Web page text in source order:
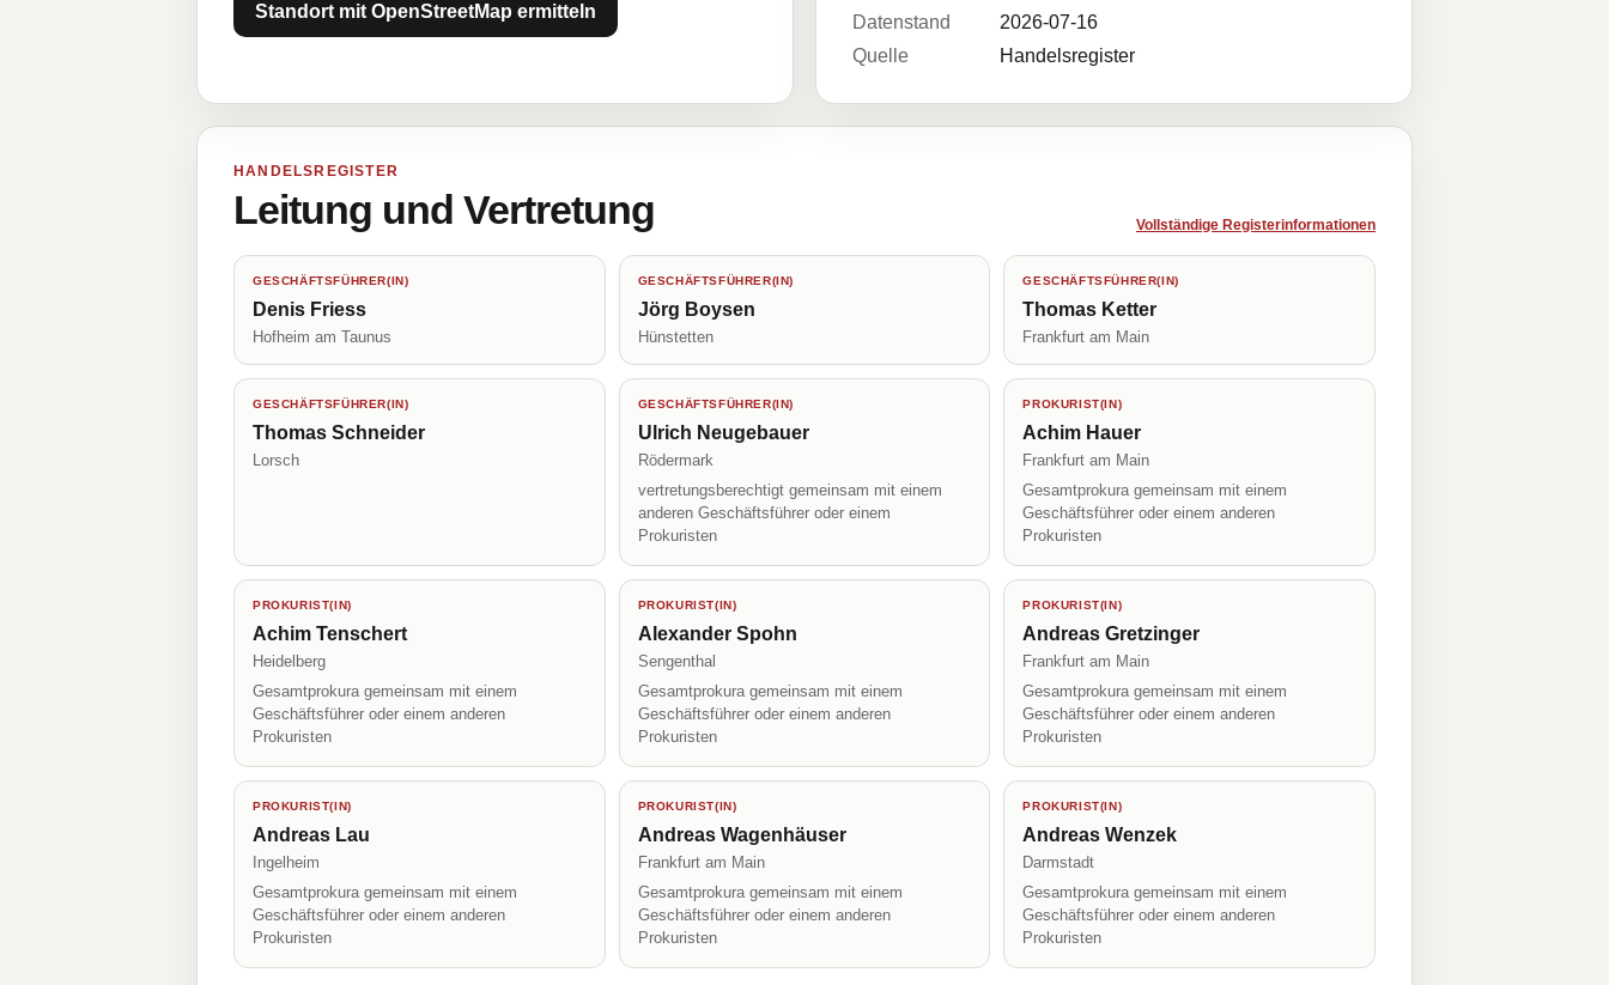
Standort mit OpenStreetMap ermitteln
Datenstand
2026-07-16
Quelle
Handelsregister
HANDELSREGISTER
Leitung und Vertretung Vollständige Registerinformationen
GESCHÄFTSFÜHRER(IN)
Denis Friess
Hofheim am Taunus
GESCHÄFTSFÜHRER(IN)
Jörg Boysen
Hünstetten
GESCHÄFTSFÜHRER(IN)
Thomas Ketter
Frankfurt am Main
GESCHÄFTSFÜHRER(IN)
Thomas Schneider
Lorsch
GESCHÄFTSFÜHRER(IN)
Ulrich Neugebauer
Rödermark
vertretungsberechtigt gemeinsam mit einem
anderen Geschäftsführer oder einem
Prokuristen
PROKURIST(IN)
Achim Hauer
Frankfurt am Main
Gesamtprokura gemeinsam mit einem
Geschäftsführer oder einem anderen
Prokuristen
PROKURIST(IN)
Achim Tenschert
Heidelberg
Gesamtprokura gemeinsam mit einem
Geschäftsführer oder einem anderen
Prokuristen
PROKURIST(IN)
Alexander Spohn
Sengenthal
Gesamtprokura gemeinsam mit einem
Geschäftsführer oder einem anderen
Prokuristen
PROKURIST(IN)
Andreas Gretzinger
Frankfurt am Main
Gesamtprokura gemeinsam mit einem
Geschäftsführer oder einem anderen
Prokuristen
PROKURIST(IN)
Andreas Lau
Ingelheim
Gesamtprokura gemeinsam mit einem
Geschäftsführer oder einem anderen
Prokuristen
PROKURIST(IN)
Andreas Wagenhäuser
Frankfurt am Main
Gesamtprokura gemeinsam mit einem
Geschäftsführer oder einem anderen
Prokuristen
PROKURIST(IN)
Andreas Wenzek
Darmstadt
Gesamtprokura gemeinsam mit einem
Geschäftsführer oder einem anderen
Prokuristen